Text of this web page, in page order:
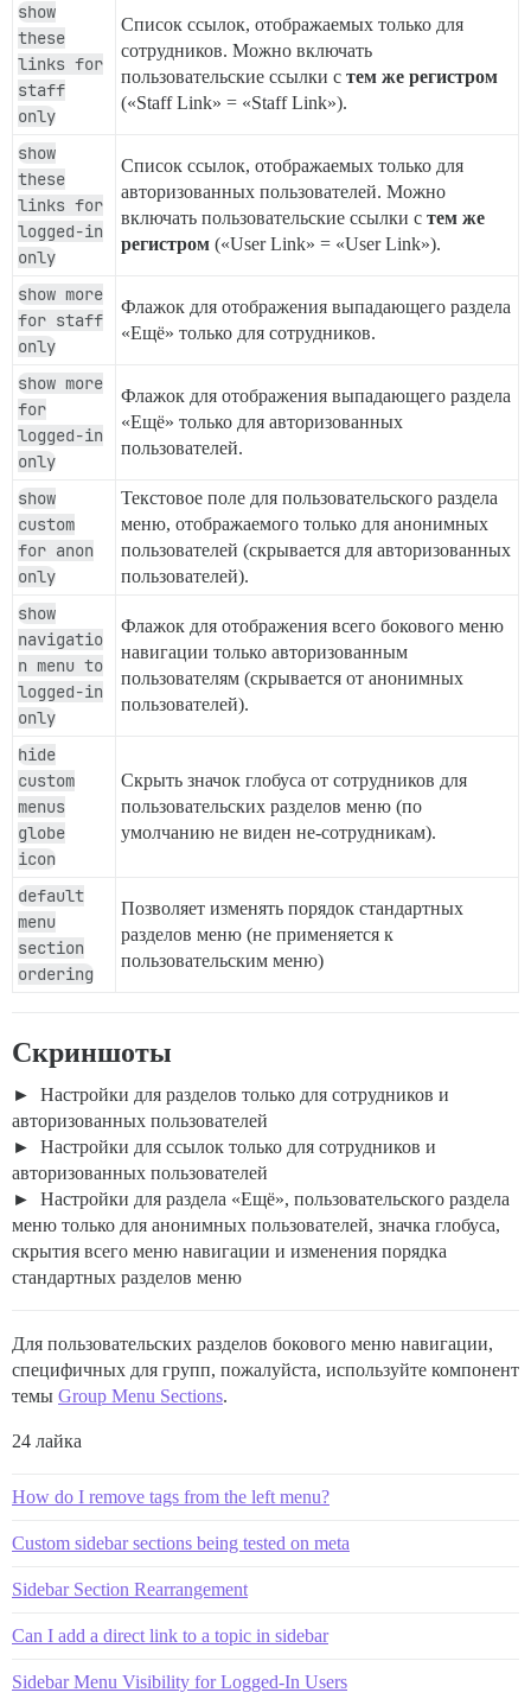
show
these
links for
staff
only
Список ссылок, отображаемых только для
сотрудников. Можно включать
пользовательские ссылки с тем же регистром
(«Staff Link» = «Staff Link»).
show
these
links for
logged-in
only
Список ссылок, отображаемых только для
авторизованных пользователей. Можно
включать пользовательские ссылки с тем же
регистром («User Link» = «User Link»).
show more
for staff
only
Флажок для отображения выпадающего раздела
«Ещё» только для сотрудников.
show more
for
logged-in
only
Флажок для отображения выпадающего раздела
«Ещё» только для авторизованных
пользователей.
show
custom
for anon
only
Текстовое поле для пользовательского раздела
меню, отображаемого только для анонимных
пользователей (скрывается для авторизованных
пользователей).
show
navigatio
n menu to
logged-in
only
Флажок для отображения всего бокового меню
навигации только авторизованным
пользователям (скрывается от анонимных
пользователей).
hide
custom
menus
globe
icon
Скрыть значок глобуса от сотрудников для
пользовательских разделов меню (по
умолчанию не виден не-сотрудникам).
default
menu
section
ordering
Позволяет изменять порядок стандартных
разделов меню (не применяется к
пользовательским меню)
Скриншоты
Настройки для разделов только для сотрудников и
авторизованных пользователей
Настройки для ссылок только для сотрудников и
авторизованных пользователей
Настройки для раздела «Ещё», пользовательского раздела
меню только для анонимных пользователей, значка глобуса,
скрытия всего меню навигации и изменения порядка
стандартных разделов меню
Для пользовательских разделов бокового меню навигации,
специфичных для групп, пожалуйста, используйте компонент
темы Group Menu Sections.
24 лайка
How do I remove tags from the left menu?
Custom sidebar sections being tested on meta
Sidebar Section Rearrangement
Can I add a direct link to a topic in sidebar
Sidebar Menu Visibility for Logged-In Users